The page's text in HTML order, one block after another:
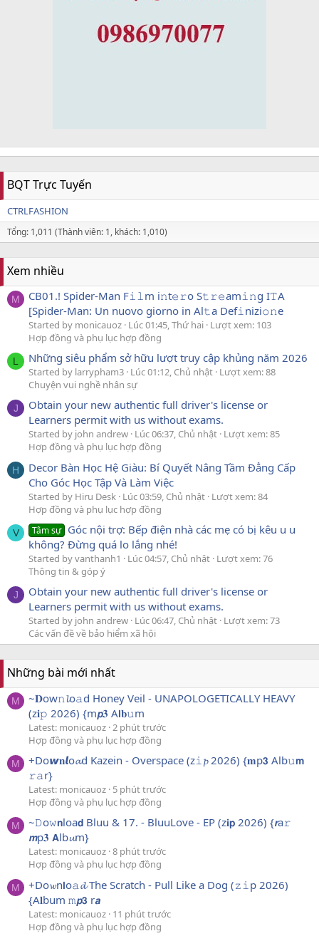
BQT Trực Tuyến
CTRLFASHION
Tổng: 1,011 (Thành viên: 1, khách: 1,010)
Xem nhiều
M
CB01.! Spider-Man F𝚒𝚕m i𝚗t𝚎𝚛o S𝚝𝚛𝚎am𝚒𝚗g I𝚃A
[Spider-Man: Un nuovo giorno in Al𝚝a Def𝚒nizi𝚘𝚗e
Started by monicauoz Lúc 01:45, Thứ hai Lượt xem: 103
Hợp đồng và phụ lục hợp đồng
L Những siêu phẩm sở hữu lượt truy cập khủng năm 2026
Started by larrypham3 Lúc 01:12, Chủ nhật Lượt xem: 88
Chuyện vui nghề nhân sự
J
Obtain your new authentic full driver's license or
Learners permit with us without exams.
Started by john andrew Lúc 06:37, Chủ nhật Lượt xem: 85
Hợp đồng và phụ lục hợp đồng
H
Decor Bàn Học Hệ Giàu: Bí Quyết Nâng Tầm Đẳng Cấp
Cho Góc Học Tập Và Làm Việc
Started by Hiru Desk Lúc 03:59, Chủ nhật Lượt xem: 84
Hợp đồng và phụ lục hợp đồng
V Tâm sự Góc nội trợ: Bếp điện nhà các mẹ có bị kêu u u
không? Đừng quá lo lắng nhé!
Started by vanthanh1 Lúc 04:57, Chủ nhật Lượt xem: 76
Thông tin & góp ý
J
Obtain your new authentic full driver's license or
Learners permit with us without exams.
Started by john andrew Lúc 06:47, Chủ nhật Lượt xem: 73
Các vấn đề về bảo hiểm xã hội
Những bài mới nhất
M
~𝐃ow𝚗𝓵o𝚊d Honey Veil - UNAPOLOGETICALLY HEAVY
(z𝐢𝚙 2026) {m𝙥𝟑 A𝗹𝐛𝚞m
Latest: monicauoz 2 phút trước
Hợp đồng và phụ lục hợp đồng
M
+Do𝙬𝐧𝙡o𝓪d Kazein - Overspace (z𝚒𝓹 2026) {𝐦p𝟯 Alb𝚞𝗺
𝚛𝚊r}
Latest: monicauoz 5 phút trước
Hợp đồng và phụ lục hợp đồng
M
~𝙳o𝚠𝗻loa𝗱 Bluu & 17. - BluuLove - EP (z𝐢𝗽 2026) {𝙧a𝚛
𝙢p𝟑 𝗔lb𝓾m}
Latest: monicauoz 8 phút trước
Hợp đồng và phụ lục hợp đồng
M
+Do𝔀n𝗹o𝚊𝓭 The Scratch - Pull Like a Dog (𝚣𝚒p 2026)
{A𝐥bum 𝚖𝙥𝟯 r𝙖
Latest: monicauoz 11 phút trước
Hợp đồng và phụ lục hợp đồng